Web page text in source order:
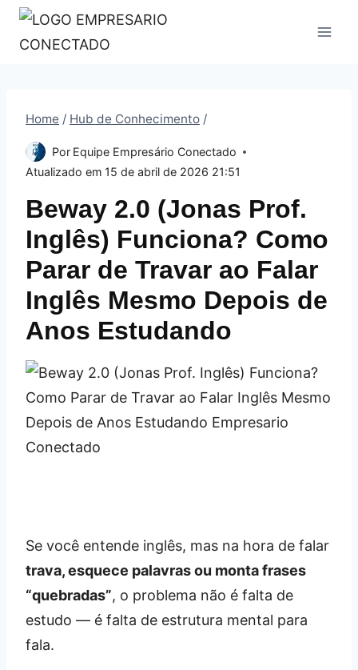
Pular
para
Home / Hub de Conhecimento /
Por Equipe Empresário Conectado
Atualizado em 15 de abril de 2026 21:51
Beway 2.0 (Jonas Prof.
Inglês) Funciona? Como
Parar de Travar ao Falar
Inglês Mesmo Depois de
Anos Estudando
Se você entende inglês, mas na hora de falar
trava, esquece palavras ou monta frases
“quebradas”, o problema não é falta de
estudo — é falta de estrutura mental para
fala.